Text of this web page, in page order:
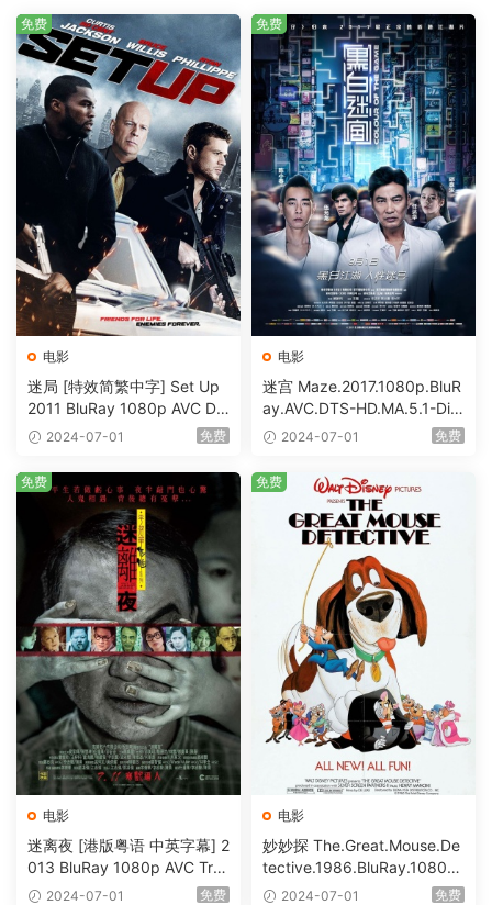
电影
迷局 [特效简繁中字] Set Up
2011 BluRay 1080p AVC DT
S-HD MA5.1-shhaclm@CHD
2024-07-01 免费
免费
电影
迷宫 Maze.2017.1080p.BluR
ay.AVC.DTS-HD.MA.5.1-DiY
@HDHome [BDISO 19.7GB]
2024-07-01 免费
免费
电影
迷离夜 [港版粤语 中英字幕] 2
013 BluRay 1080p AVC Tru
eHD5.1 [BDISO 22.64GB]
2024-07-01 免费
免费
电影
妙妙探 The.Great.Mouse.De
tective.1986.BluRay.1080p.
AVC.DTS-HD.MA.5.1-HDHo
2024-07-01 免费
免费